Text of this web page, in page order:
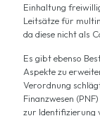
Einhaltung
Leitsätze für
da diese nicht als
Es gibt ebenso
Aspekte zu
Verordnung
Finanzwesen
zur Identifizierung